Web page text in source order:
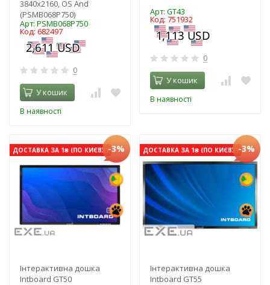
3840x2160, OS And
(PSMB068P750)
Арт: PSMB068P750
Код: 682497
0
У кошик
В наявності
Арт: GT43
Код: 751932
0
У кошик
В наявності
ДОСТАВКА ЗА 1₴ (ПО КИЄВУ)-3%
Інтерактивна дошка
Intboard GT50
ДОСТАВКА ЗА 1₴ (ПО КИЄВУ)-3%
Інтерактивна дошка
Intboard GT55